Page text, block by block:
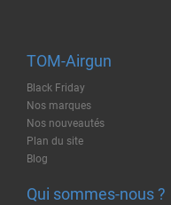
TOM-Airgun
Black Friday
Nos marques
Nos nouveautés
Plan du site
Blog
Qui sommes-nous ?